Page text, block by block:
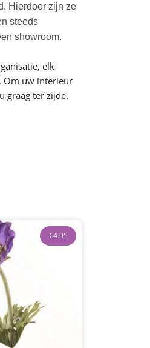
Hierdoor zijn ze
steeds
showroom.
elk
Om uw interieur
graag ter zijde.
€4.95